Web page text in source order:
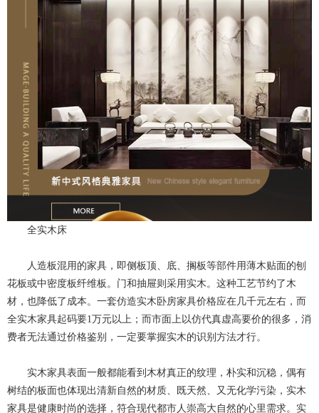
全实木床
人造板混用的家具，即侧板顶、底、搁板等部件用薄木贴面的刨
花板或中密度板纤维板。门和抽屉则采用实木。这种工艺节约了木
材，也降低了成本。一套仿造实木卧房家具价格应在几千元左右，而
全实木家具起码要1万元以上；而市面上以仿代真虚高要价的很多，消
费者无法通过价格鉴别，一定要掌握实木的识别方法才行。
实木家具表面一般都能看到木材真正的纹理，朴实和沉稳，偶有
树结的板面也体现出清新自然的材质、既天然、又无化学污染，实木
家具是健康时尚的选择，符合现代都市人崇高大自然的心里需求。实